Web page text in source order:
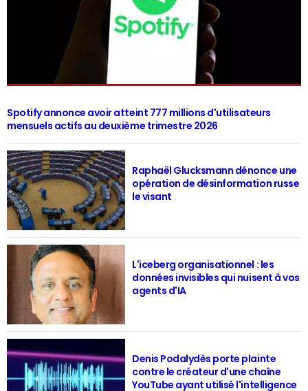
Spotify annonce avoir atteint 777 millions d'utilisateurs
mensuels actifs au deuxième trimestre 2026
Raphaël Glucksmann dénonce une
opération de désinformation russe
le visant
L'iceberg organisationnel : les
données invisibles qui nuisent à vos
agents d'IA
Denis Podalydès porte plainte
contre le créateur d'une chaîne
YouTube ayant utilisé l'intelligence